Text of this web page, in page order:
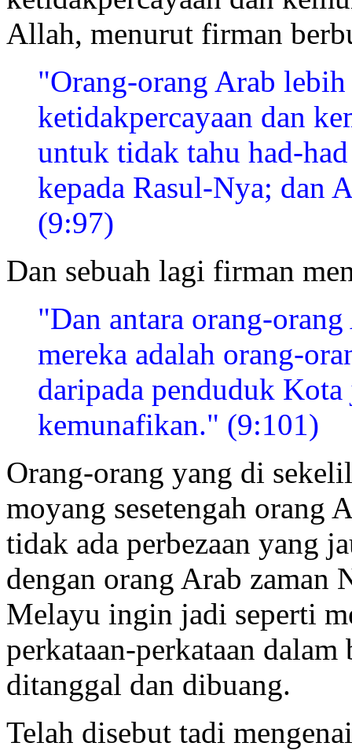
Allah, menurut firman
"Orang-orang Arab lebih
ketidakpercayaan dan
untuk tidak tahu had-
kepada Rasul-Nya; dan
(9:97)
Dan sebuah lagi firman
"Dan antara orang-
mereka adalah orang-
daripada penduduk
kemunafikan." (9:101)
Orang-orang yang di
moyang sesetengah orang
tidak ada perbezaan yang
dengan orang Arab zaman
Melayu ingin jadi seperti
perkataan-perkataan
ditanggal dan dibuang.
Telah disebut tadi